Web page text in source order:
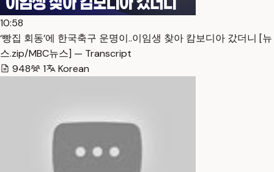
10:58
‘빵집 회동’에 한국축구 운명이..이임생 찾아 캄보디아 갔더니 [뉴
스.zip/MBC뉴스] — Transcript
948
1 Korean